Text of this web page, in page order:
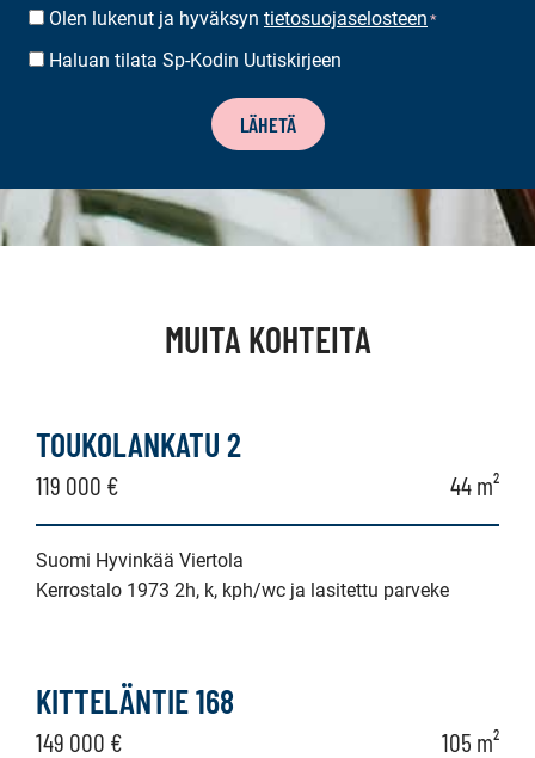
SUOSTUMUS*
Olen lukenut ja hyväksyn tietosuojaselosteen *
UUTISKIRJEEN
Haluan tilata Sp-Kodin Uutiskirjeen
LÄHETÄ
MUITA KOHTEITA
TOUKOLANKATU 2
119 000 € 44 m²
Suomi Hyvinkää Viertola
Kerrostalo 1973 2h, k, kph/wc ja lasitettu parveke
KITTELÄNTIE 168
149 000 € 105 m²